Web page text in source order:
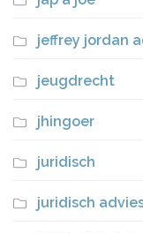
jeffrey jordan
jeugdrecht
jhingoer
juridisch
juridisch